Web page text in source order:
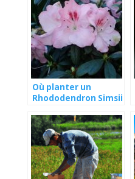
Où planter un
Rhododendron Simsii